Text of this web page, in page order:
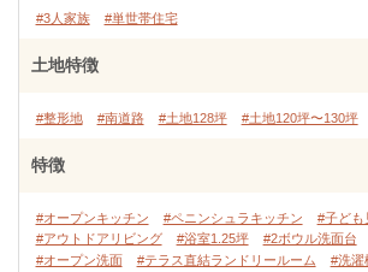
#3人家族 #単世帯住宅
土地特徴
#整形地 #南道路 #土地128坪 #土地120坪〜130坪
特徴
#オープンキッチン #ペニンシュラキッチン
#子ども
#アウトドアリビング
#浴室1.25坪 #2ボウル洗面台
#オープン洗面
#テラス直結ランドリールーム
#洗濯